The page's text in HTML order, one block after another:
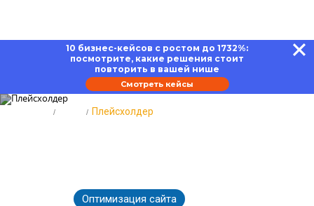
10 бизнес-кейсов с ростом до 1732%:
посмотрите, какие решения стоит
повторить в вашей нише
Смотреть кейсы
Плейсхолдер
Оптимизация сайта